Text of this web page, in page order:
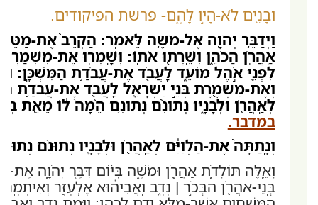
וּבָנִ֖ים לֹֽא-הָי֣וּ לָהֶ֑ם- פרשת הפיקודים.
וַיְדַבֵּ֥ר יְהֹוָ֖ה אֶל-מֹשֶׁ֥ה לֵּאמֹֽר: הַקְרֵב֙ אֶת-מַטֵּ֣ה
אַֽהֲרֹ֣ן הַכֹּהֵ֑ן וְשֵֽׁרְת֖וּ אֹתֽוֹ: וְשָֽׁמְר֣וּ אֶת-
לִפְנֵ֖י אֹ֣הֶל מוֹעֵ֑ד לַֽעֲבֹ֖ד אֶת-עֲבֹדַ֥ת הַמִּשְׁכָּֽן:
וְאֶת-מִשְׁמֶ֖רֶת בְּנֵ֣י יִשְׂרָאֵ֑ל לַֽעֲבֹ֖ד אֶת-עֲבֹדַ֥ת
לְאַֽהֲרֹ֖ן וּלְבָנָ֑יו נְתוּנִ֨ם נְתוּנִ֥ם הֵ֨מָּה֙ ל֔וֹ מֵאֵ֖ת
במדבר.
וְנָֽתַתָּה֙ אֶת-הַלְוִיִּ֔ם לְאַֽהֲרֹ֖ן וּלְבָנָ֑יו נְתוּנִ֨ם
וְאֵ֛לֶּה תּֽוֹלְדֹ֥ת אַֽהֲרֹ֖ן וּמֹשֶׁ֑ה בְּי֗וֹם דִּבֶּ֧ר יְהֹוָ֛ה
בְּֽנֵי-אַהֲרֹ֖ן הַבְּכֹ֣ר | נָדָ֑ב וַֽאֲבִיה֕וּא אֶלְעָזָ֖ר